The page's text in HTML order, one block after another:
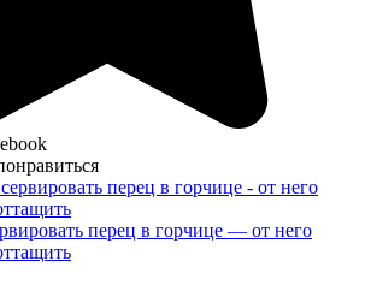
перец в горчице — от него